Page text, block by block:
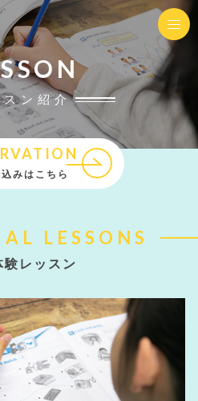
スン紹介
みはこちら
LESSONS
験レッスン